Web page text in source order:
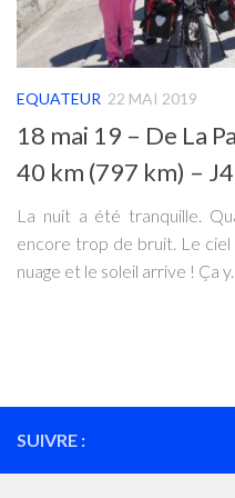
EQUATEUR 22 MAI 2019
18 mai 19 – De La
40 km (797 km) –
La nuit a été tranquille.
encore trop de bruit. Le ciel
nuage et le soleil arrive ! Ça
SUIVRE :